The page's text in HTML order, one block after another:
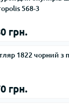
568-3
грн.
1822 чорний з
грн.